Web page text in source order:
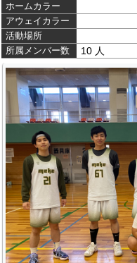
ホームカラー
アウェイカラー
活動場所
所属メンバー数
10 人